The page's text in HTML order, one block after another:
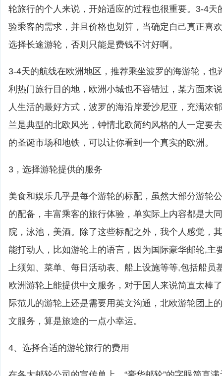
轮旅行的个人来说，开始适应的过程也很重要。3-4天
验乘客的需求，并且价格也划算，当确定自己真正喜
选择长途游轮，否则只能是费钱不讨好啊。
3-4天的航线在欧洲地区，推荐乘坐波罗的海游轮，也
利热门旅行目的地，欧洲小城也不容错过，某方面来
人生活的最好方式，波罗的海沿岸爱沙尼亚，充满浓
兰是典型的北欧风光，钟情北欧简约风格的人一定要
的圣诞市场和地铁，可以让你看到一个真实的欧洲。
3，选择游轮提供的服务
美食和娱乐几乎是每个游轮的标配，虽然大部分游轮
的配备，丰富乘客的旅行体验，单实际上内容都是大
院，泳池，美酒。除了这些标配之外，我个人感觉，
能打动人，比如游轮上的语言，因为国际豪华邮轮,主
上须知、菜单、每日活动表、船上设施等等,包括船员
欧洲游轮上能提供中文服务，对于国人来说简直太棒
际范儿的游轮上还是需要用英文沟通，北欧游轮团上
文服务，算是旅途的一点小幸运。
4、选择合适的游轮旅行的费用